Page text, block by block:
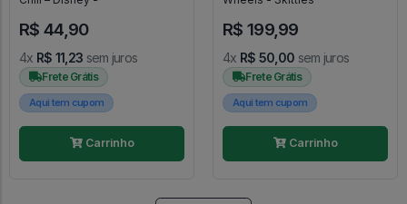
R$ 44,90
4x R$ 11,23 sem juros
Frete Grátis
Aqui tem cupom
Carrinho
R$ 199,99
4x R$ 50,00 sem juros
Frete Grátis
Aqui tem cupom
Carrinho